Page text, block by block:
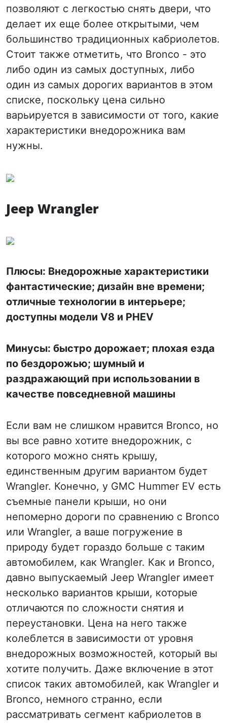
позволяют с легкостью снять двери, что
делает их еще более открытыми, чем
большинство традиционных кабриолетов.
Стоит также отметить, что Bronco - это
либо один из самых доступных, либо
один из самых дорогих вариантов в этом
списке, поскольку цена сильно
варьируется в зависимости от того, какие
характеристики внедорожника вам
нужны.
Jeep Wrangler
Плюсы: Внедорожные характеристики
фантастические; дизайн вне времени;
отличные технологии в интерьере;
доступны модели V8 и PHEV
Минусы: быстро дорожает; плохая езда
по бездорожью; шумный и
раздражающий при использовании в
качестве повседневной машины
Если вам не слишком нравится Bronco, но
вы все равно хотите внедорожник, с
которого можно снять крышу,
единственным другим вариантом будет
Wrangler. Конечно, у GMC Hummer EV есть
съемные панели крыши, но они
непомерно дороги по сравнению с Bronco
или Wrangler, а ваше погружение в
природу будет гораздо больше с таким
автомобилем, как Wrangler. Как и Bronco,
давно выпускаемый Jeep Wrangler имеет
несколько вариантов крыши, которые
отличаются по сложности снятия и
переустановки. Цена на него также
колеблется в зависимости от уровня
внедорожных возможностей, который вы
хотите получить. Даже включение в этот
список таких автомобилей, как Wrangler и
Bronco, немного странно, если
рассматривать сегмент кабриолетов в